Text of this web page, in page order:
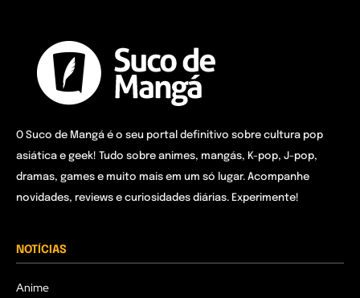
O Suco de Mangá é o seu portal definitivo sobre cultura pop
asiática e geek! Tudo sobre animes, mangás, K-pop, J-pop,
dramas, games e muito mais em um só lugar. Acompanhe
novidades, reviews e curiosidades diárias. Experimente!
NOTÍCIAS
Anime